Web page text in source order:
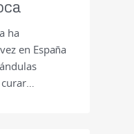
ha
en España
curar…